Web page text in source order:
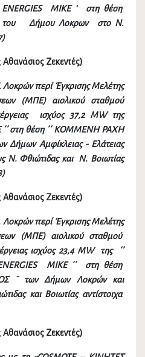
MIKE ’ στη θέση
του Δήμου Λοκρων στο Ν.
Αθανάσιος Ζεκεντές)
περί Έγκρισης Μελέτης
(ΜΠΕ)
αιολικού σταθμού
ισχύος 37,2 ΜW της
΄΄ στη θέση ΄΄ ΚΟΜΜΕΝΗ ΡΑΧΗ
Αμφίκλειας - Ελάτειας
Ν. Φθιώτιδας και Ν. Βοιωτίας
Αθανάσιος Ζεκεντές)
περί Έγκρισης Μελέτης
(ΜΠΕ)
αιολικού σταθμού
ισχύος 23,4 ΜW της ΄΄
MIKE ΄΄ στη θέση
¨ των Δήμων Λοκρών και
και Βοιωτίας αντίστοιχα
Αθανάσιος Ζεκεντές)